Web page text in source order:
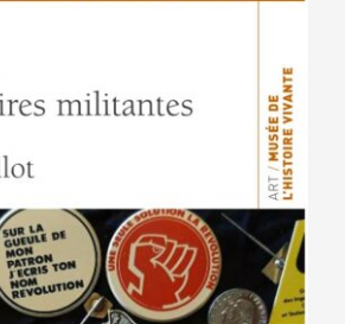
choisies
sur
page
produit